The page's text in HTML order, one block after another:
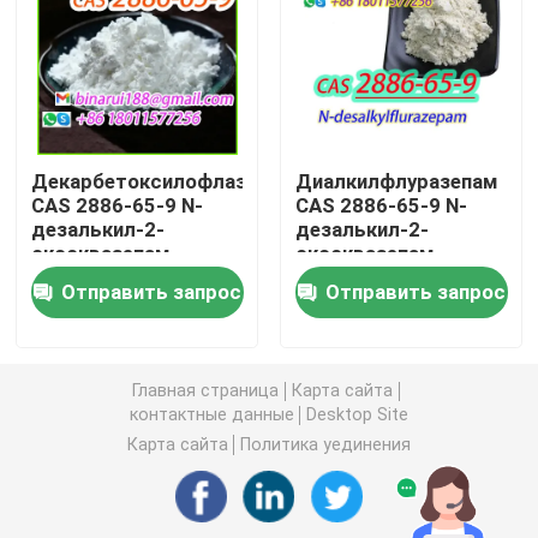
Агрохимические промежуточные звена
Основные органические химикаты
Фармацевтическое сырье
Химические пищевые добавки
Косметические добавки
Стеклянные лабораторные бутылки
Декарбетоксилофлазепат
CAS 2886-65-9 N-
дезалькил-2-
оксоквазепам
Отправить запрос
Диалкилфлуразепам
CAS 2886-65-9 N-
дезалькил-2-
оксоквазепам
Отправить запрос
Главная страница
Карта сайта
контактные данные
Desktop Site
Карта сайта
Политика уединения